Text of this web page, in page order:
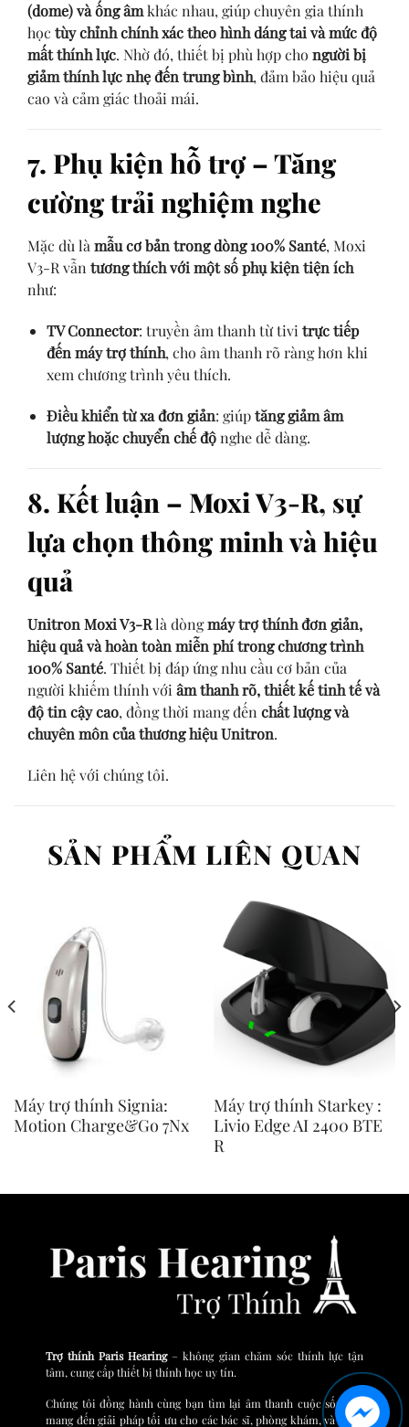
(dome) và ống âmkhác nhau, giúp chuyên gia thính
học tùy chỉnh chính xác theo hình dáng tai và mức độ
mất thính lực. Nhờ đó, thiết bị phù hợp cho người bị
giảm thính lực nhẹ đến trung bình, đảm bảo hiệu quả
cao và cảm giác thoải mái.
7. Phụ kiện hỗ trợ – Tăng
cường trải nghiệm nghe
Mặc dù làmẫu cơ bản trong dòng 100% Santé, Moxi
V3-R vẫntương thích với một số phụ kiện tiện ích
như:
TV Connector: truyền âm thanh từ tivi trực tiếp
đến máy trợ thính, cho âm thanh rõ ràng hơn khi
xem chương trình yêu thích.
Điều khiển từ xa đơn giản: giúptăng giảm âm
lượng hoặc chuyển chế độnghe dễ dàng.
8. Kết luận – Moxi V3-R, sự
lựa chọn thông minh và hiệu
quả
Unitron Moxi V3-Rlà dòngmáy trợ thính đơn giản,
hiệu quả và hoàn toàn miễn phí trong chương trình
100% Santé. Thiết bị đáp ứng nhu cầu cơ bản của
người khiếm thính với âm thanh rõ, thiết kế tinh tế và
độ tin cậy cao, đồng thời mang đến chất lượng và
chuyên môn của thương hiệu Unitron.
Liên hệ với chúng tôi.
SẢN PHẨM LIÊN QUAN
Máy trợ thính Signia:
Motion Charge&Go 7Nx
Máy trợ thính Starkey :
Livio Edge AI 2400 BTE
R
Trợ thính Paris Hearing– không gian chăm sóc thính lực tận
tâm, cung cấp thiết bị thính học uy tín.
Chúng tôi đồng hành cùng bạn tìm lại âm thanh cuộc sống và
mang đến giải pháp tối ưu cho các bác sĩ, phòng khám, và bệnh